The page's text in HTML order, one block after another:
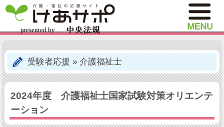
受験者応援»介護福祉士
2024年度 介護福祉士国家試験対策オリエンテ
ーション